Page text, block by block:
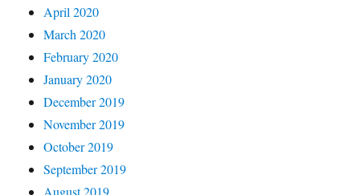
April 2020
March 2020
February 2020
January 2020
December 2019
November 2019
October 2019
September 2019